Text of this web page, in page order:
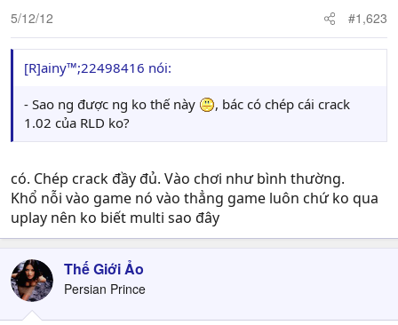
5/12/12 #1,623
[R]ainy™;22498416 nói:
- Sao ng được ng ko thế này
, bác có chép cái crack
1.02 của RLD ko?
có. Chép crack đầy đủ. Vào chơi như bình thường.
Khổ nỗi vào game nó vào thẳng game luôn chứ ko qua
uplay nên ko biết multi sao đây
Thế Giới Ảo
Persian Prince